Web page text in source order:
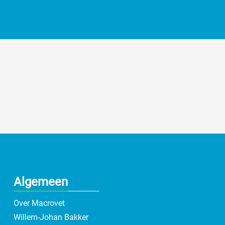
Algemeen
Over Macrovet
Willem-Johan Bakker